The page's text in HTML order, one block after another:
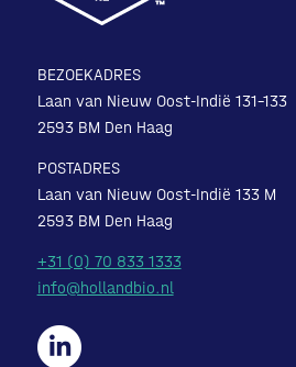
BEZOEKADRES
Laan van Nieuw Oost-Indië 131-133
2593 BM Den Haag
POSTADRES
Laan van Nieuw Oost-Indië 133 M
2593 BM Den Haag
+31 (0) 70 833 1333
info@hollandbio.nl